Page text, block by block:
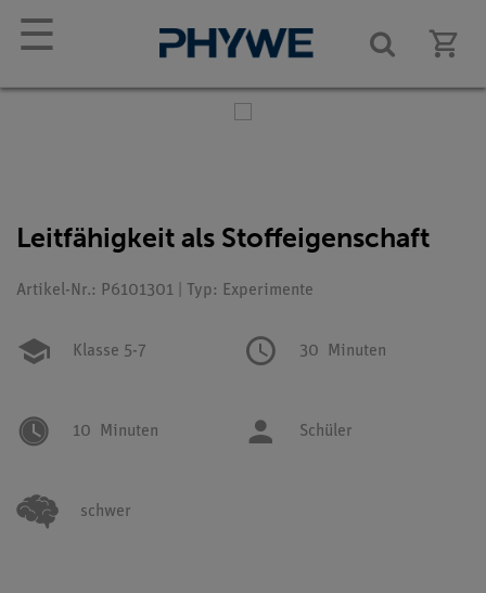
☰
Leitfähigkeit als Stoffeigenschaft
Artikel-Nr.: P6101301 | Typ: Experimente
Klasse 5-7 30 Minuten
10 Minuten Schüler
schwer